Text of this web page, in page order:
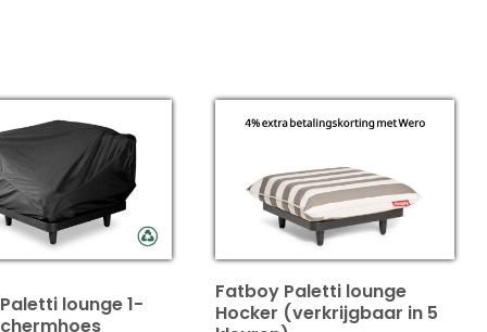
lounge 1-
Fatboy Paletti lounge
Hocker (verkrijgbaar in 5